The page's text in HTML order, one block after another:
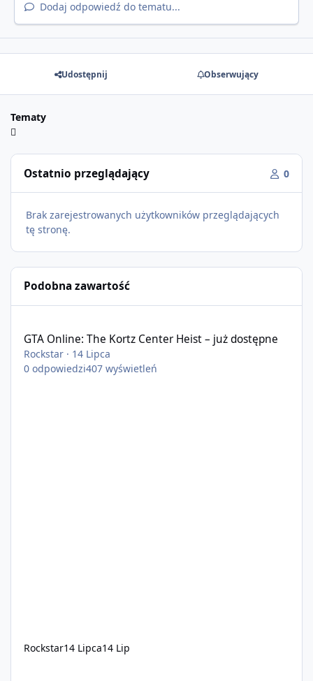
Dodaj odpowiedź do tematu...
Udostępnij Obserwujący
Tematy
Ostatnio przeglądający 0
Brak zarejestrowanych użytkowników przeglądających
tę stronę.
Podobna zawartość
GTA Online: The Kortz Center Heist – już dostępne
Rockstar · 14 Lipca
0 odpowiedzi407 wyświetleń
Rockstar14 Lipca14 Lip